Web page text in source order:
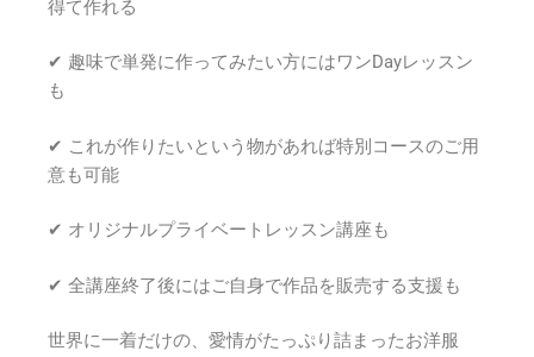
得て作れる
✔ 趣味で単発に作ってみたい方にはワンDayレッスン
も
✔ これが作りたいという物があれば特別コースのご用
意も可能
✔ オリジナルプライベートレッスン講座も
✔ 全講座終了後にはご自身で作品を販売する支援も
世界に一着だけの、愛情がたっぷり詰まったお洋服